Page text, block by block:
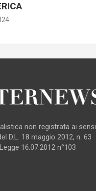
non registrata ai sensi
D.L. 18 maggio 2012, n. 63
16.07.2012 n°103